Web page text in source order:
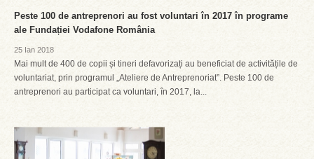
Peste 100 de antreprenori au fost voluntari în 2017 în programe
ale Fundației Vodafone România
25 Ian 2018
Mai mult de 400 de copii și tineri defavorizați au beneficiat de activitățile de
voluntariat, prin programul „Ateliere de Antreprenoriat”. Peste 100 de
antreprenori au participat ca voluntari, în 2017, la...